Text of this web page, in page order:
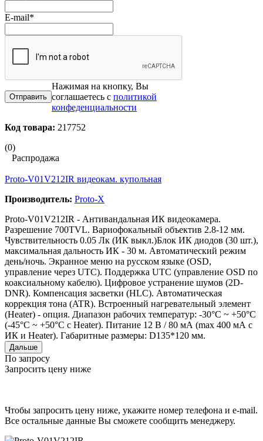
E-mail*
Нажимая на кнопку, Вы
соглашаетесь с политикой
конфеденциальности
Код товара: 217752
(0)
Распродажа
Proto-V01V212IR видеокам. купольная
Производитель: Proto-X
Proto-V01V212IR - Антивандальная ИК видеокамера.
Разрешение 700TVL. Вариофокальный объектив 2.8-12 мм.
Чувствительность 0.05 Лк (ИК выкл.)Блок ИК диодов (30 шт.),
максимальная дальность ИК - 30 м. Автоматический режим
день/ночь. Экранное меню на русском языке (OSD,
управление через UTC). Поддержка UTC (управление OSD по
коаксиальному кабелю). Цифровое устранение шумов (2D-
DNR). Компенсация засветки (HLC). Автоматическая
коррекция тона (ATR). Встроенный нагревательный элемент
(Heater) - опция. Диапазон рабочих температур: -30°С ~ +50°С
(-45°С ~ +50°С с Heater). Питание 12 В / 80 мА (max 400 мА с
ИК и Heater). Габаритные размеры: D135*120 мм.
Дальше
По запросу
Запросить цену ниже
Чтобы запросить цену ниже, укажите номер телефона и e-mail.
Все остальные данные Вы сможете сообщить менеджеру.